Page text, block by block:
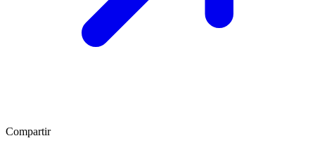
Compartir